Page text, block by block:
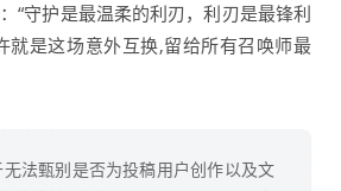
“守护是最温柔的利刃，利刃是最锋利
就是这场意外互换,留给所有召唤师最
法甄别是否为投稿用户创作以及文